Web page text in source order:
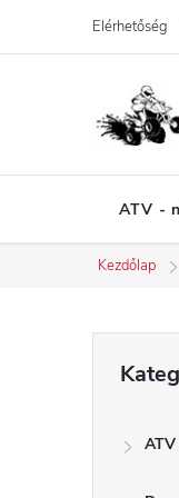
Elérhetőség
ATV -
Kezdőlap
O
átugrása